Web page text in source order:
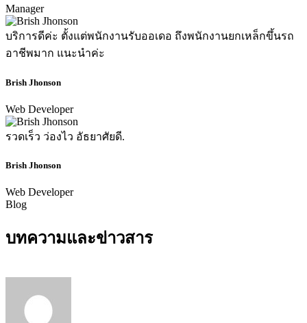
Manager
บริการดีค่ะ ตั้งแต่พนักงานรับออเดอ ถึงพนักงานยกเหล็กขึ้นรถ
อาชีพมาก แนะนำค่ะ
Brish Jhonson
Web Developer
รวดเร็ว ว่องไว อัธยาศัยดี.
Brish Jhonson
Web Developer
Blog
บทความและข่าวสาร